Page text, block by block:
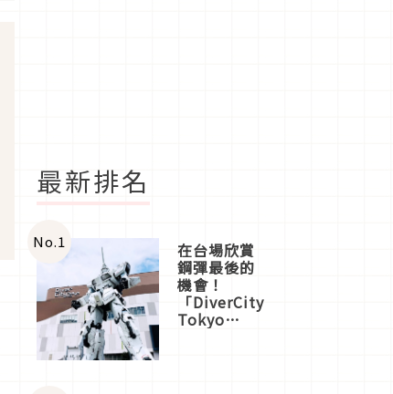
最新排名
No.1 在台場欣賞
鋼彈最後的
機會！
「DiverCity
Tokyo